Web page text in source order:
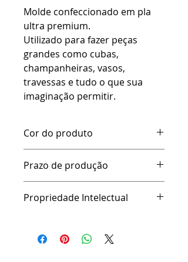
Molde confeccionado em pla
ultra premium.
Utilizado para fazer peças
grandes como cubas,
champanheiras, vasos,
travessas e tudo o que sua
imaginação permitir.
Cor do produto
e será enviado na cor disponível no
dia.
Prazo de produção
um tempo alto de impressão, o
estoque antes do prazo, o envio
Propriedade Intelectual
de um intenso processo de
pesquisa, desenvolvimento,